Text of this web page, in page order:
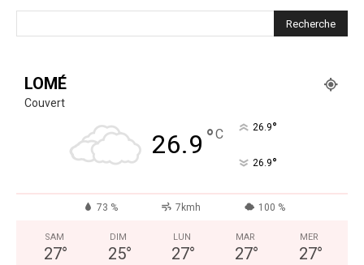
LOMÉ
Couvert
26.9 °C 26.9°
26.9°
73 % 7kmh 100 %
SAM
27°
DIM
25°
LUN
27°
MAR
27°
MER
27°